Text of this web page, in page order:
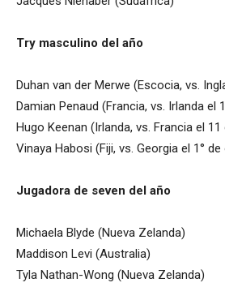
Try masculino del año
Duhan van der Merwe (Escocia, vs.
Damian Penaud (Francia, vs. Irlanda el
Hugo Keenan (Irlanda, vs. Francia el
Vinaya Habosi (Fiji, vs. Georgia el 1°
Jugadora de seven del año
Michaela Blyde (Nueva Zelanda)
Maddison Levi (Australia)
Tyla Nathan-Wong (Nueva Zelanda)